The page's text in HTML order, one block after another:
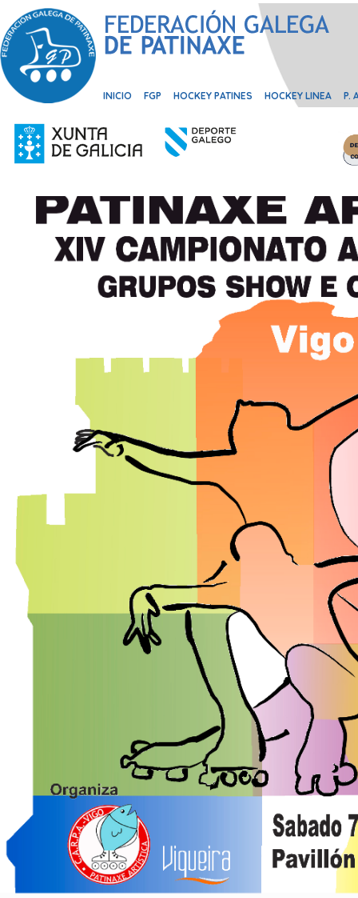
INICIO FGP HOCKEY PATINES HOCKEY LINEA P.